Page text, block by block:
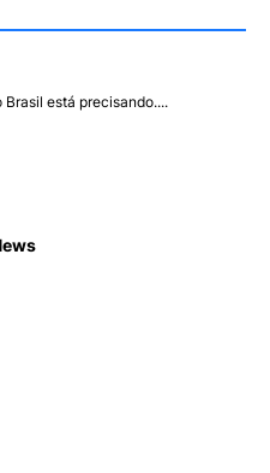
Brasil está precisando....